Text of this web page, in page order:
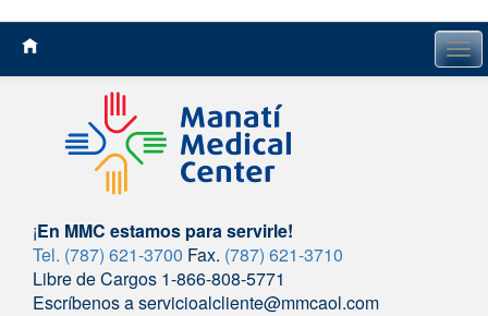
¡En MMC estamos para servirle!
Tel. (787) 621-3700 Fax. (787) 621-3710
Libre de Cargos 1-866-808-5771
Escríbenos a servicioalcliente@mmcaol.com